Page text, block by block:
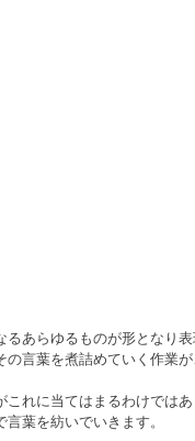
るあらゆるものが形となり表
の言葉を煮詰めていく作業
れに当てはまるわけではあ
葉を紡いでいきます。